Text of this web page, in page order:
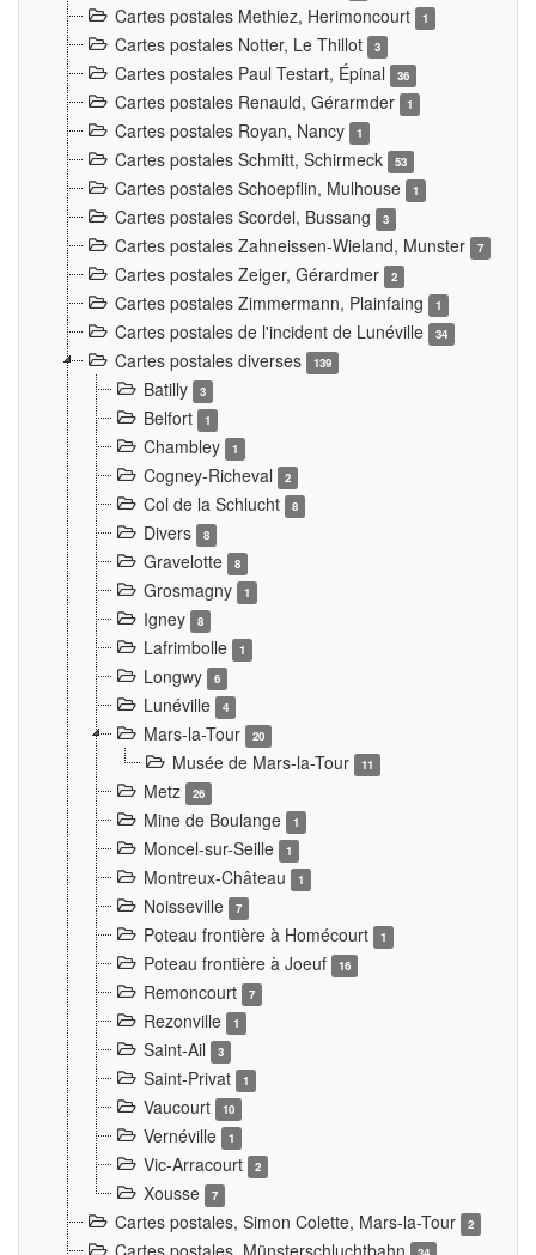
Cartes postales Methiez, Herimoncourt 1
Cartes postales Notter, Le Thillot 3
Cartes postales Paul Testart, Épinal 36
Cartes postales Renauld, Gérarmder 1
Cartes postales Royan, Nancy 1
Cartes postales Schmitt, Schirmeck 53
Cartes postales Schoepflin, Mulhouse 1
Cartes postales Scordel, Bussang 3
Cartes postales Zahneissen-Wieland, Munster 7
Cartes postales Zeiger, Gérardmer 2
Cartes postales Zimmermann, Plainfaing 1
Cartes postales de l'incident de Lunéville 34
Cartes postales diverses 139
Batilly 3
Belfort 1
Chambley 1
Cogney-Richeval 2
Col de la Schlucht 8
Divers 8
Gravelotte 8
Grosmagny 1
Igney 8
Lafrimbolle 1
Longwy 6
Lunéville 4
Mars-la-Tour 20
Musée de Mars-la-Tour 11
Metz 26
Mine de Boulange 1
Moncel-sur-Seille 1
Montreux-Château 1
Noisseville 7
Poteau frontière à Homécourt 1
Poteau frontière à Joeuf 16
Remoncourt 7
Rezonville 1
Saint-Ail 3
Saint-Privat 1
Vaucourt 10
Vernéville 1
Vic-Arracourt 2
Xousse 7
Cartes postales, Simon Colette, Mars-la-Tour 2
Cartes postales. Münsterschluchtbahn